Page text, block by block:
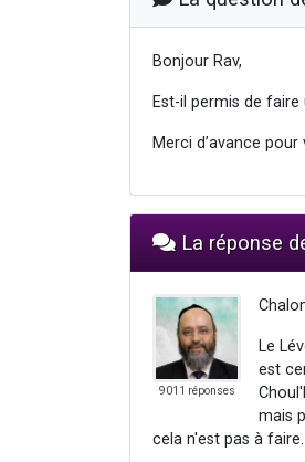
Bonjour Rav,
Est-il permis de
Merci d’avance
La réponse
9011 réponses
Le
est
mais
cela n'est pas à faire.